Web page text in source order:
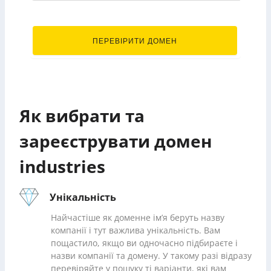
ПЕРЕВІРИТИ ДОМЕН
Як вибрати та
зареєструвати домен
industries
Унікальність
Найчастіше як доменне ім’я беруть назву
компанії і тут важлива унікальність. Вам
пощастило, якщо ви одночасно підбираєте і
назви компанії та домену. У такому разі відразу
перевіряйте у пошуку ті варіанти, які вам